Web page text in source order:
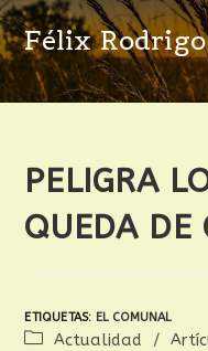
Félix
PELIGRA
QUEDA DE
ETIQUETAS: EL COMUNAL
Actualidad /